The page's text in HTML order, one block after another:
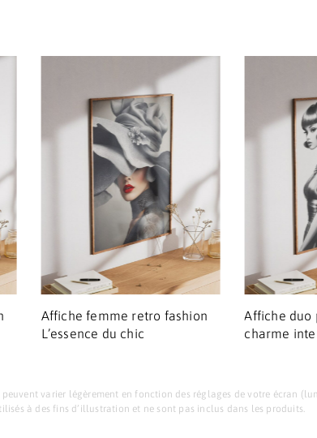
Affiche femme retro fashion
L’essence du chic
Affiche duo
charme
varier légèrement en fonction des réglages de votre écran
à des fins d’illustration et ne sont pas inclus dans les produits.